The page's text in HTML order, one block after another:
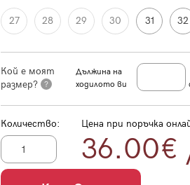
27 28 29 30 31 32
Кой е моят
размер? ?
Дължина на
ходилото ви
Количество: Цена при поръчка
36.00€